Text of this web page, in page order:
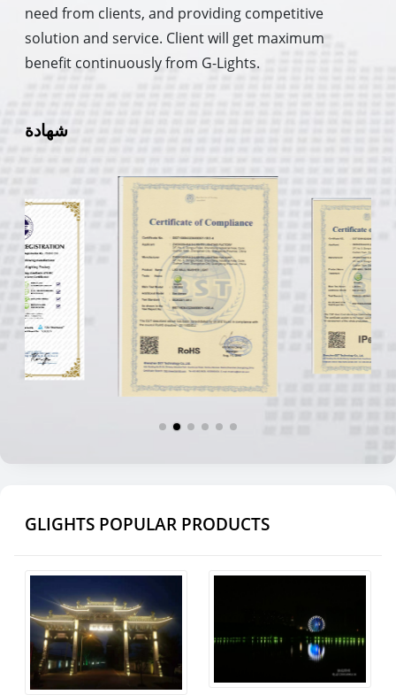
need from clients, and providing competitive
solution and service. Client will get maximum
benefit continuously from G-Lights.
شهادة
GLIGHTS POPULAR PRODUCTS